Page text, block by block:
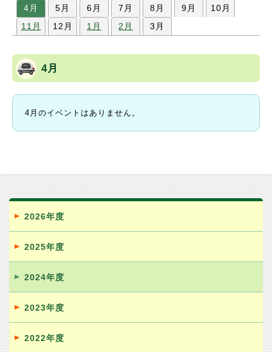
4月 5月 6月 7月 8月 9月
10月
11月
12月 1月 2月 3月
4月
4月のイベントはありません。
2026年度
2025年度
2024年度
2023年度
2022年度